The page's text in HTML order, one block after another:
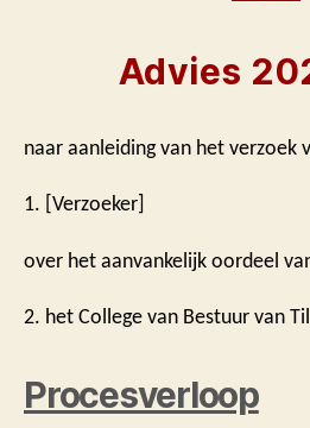
Advies
naar aanleiding van het verzoek
1. [Verzoeker]
over het aanvankelijk oordeel
2. het College van Bestuur van
Procesverloop